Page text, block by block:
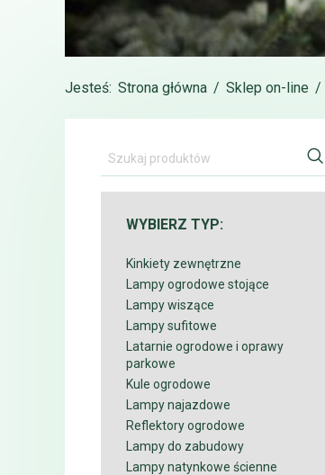
Jesteś: Strona główna / Sklep on-line /
WYBIERZ TYP:
Kinkiety zewnętrzne
Lampy ogrodowe stojące
Lampy wiszące
Lampy sufitowe
Latarnie ogrodowe i oprawy
parkowe
Kule ogrodowe
Lampy najazdowe
Reflektory ogrodowe
Lampy do zabudowy
Lampy natynkowe ścienne